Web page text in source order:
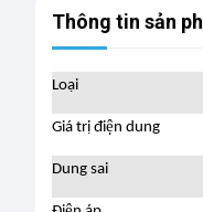
Thông tin sản
Loại
Giá trị điện dung
Dung sai